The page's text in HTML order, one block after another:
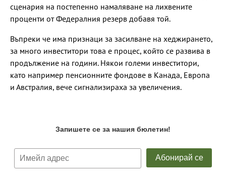
сценария на постепенно намаляване на лихвените
проценти от Федералния резерв добавя той.
Въпреки че има признаци за засилване на хеджирането,
за много инвеститори това е процес, който се развива в
продължение на години. Някои големи инвеститори,
като например пенсионните фондове в Канада, Европа
и Австралия, вече сигнализираха за увеличения.